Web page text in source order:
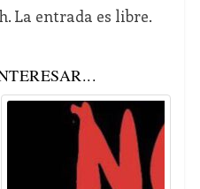
La entrada es libre.